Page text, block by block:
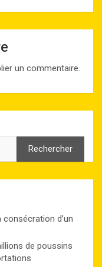
un commentaire.
Rechercher
consécration d’un
de poussins